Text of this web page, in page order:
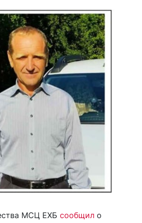
МСЦ ЕХБ сообщил о